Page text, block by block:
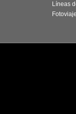
Líneas